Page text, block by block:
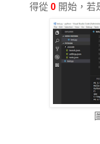
得從 0開始，若